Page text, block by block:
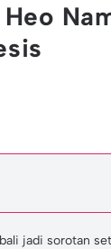
jadi sorotan